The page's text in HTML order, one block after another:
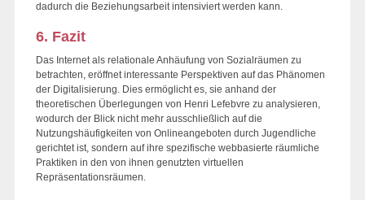
dadurch die Beziehungsarbeit intensiviert werden kann.
6. Fazit
Das Internet als relationale Anhäufung von Sozialräumen zu
betrachten, eröffnet interessante Perspektiven auf das Phänomen
der Digitalisierung. Dies ermöglicht es, sie anhand der
theoretischen Überlegungen von Henri Lefebvre zu analysieren,
wodurch der Blick nicht mehr ausschließlich auf die
Nutzungshäufigkeiten von Onlineangeboten durch Jugendliche
gerichtet ist, sondern auf ihre spezifische webbasierte räumliche
Praktiken in den von ihnen genutzten virtuellen
Repräsentationsräumen.